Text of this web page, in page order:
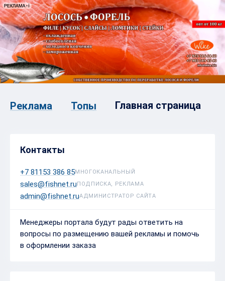
Реклама Топы Главная страница
Контакты
+7 81153 386 85МНОГОКАНАЛЬНЫЙ
sales@fishnet.ruПОДПИСКА, РЕКЛАМА
admin@fishnet.ruАДМИНИСТРАТОР САЙТА
Менеджеры портала будут рады ответить на
вопросы по размещению вашей рекламы и помочь
в оформлении заказа